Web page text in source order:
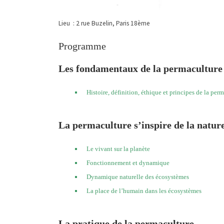
Lieu : 2 rue Buzelin, Paris 18ème
Programme
Les fondamentaux de la permaculture
Histoire, définition, éthique et principes de la
La permaculture s’inspire de la
Le vivant sur la planète
Fonctionnement et dynamique
Dynamique naturelle des écosystèmes
La place de l’humain dans les écosystèmes